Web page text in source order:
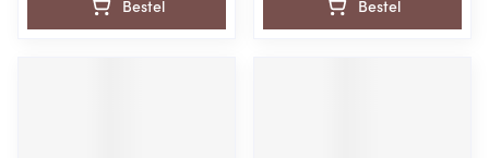
Bestel Bestel